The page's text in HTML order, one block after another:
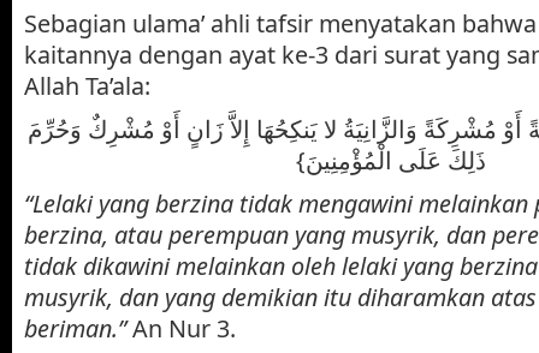
Sebagian ulama’ ahli tafsir menyatakan
kaitannya dengan ayat ke-3 dari surat yang
Allah Ta’ala:
أَوْ مُشْرِكَةً وَالزَّانِيَةُ لا يَنكِحُهَا إِلاَّ زَانٍ أَوْ مُشْرِكٌ وَحُرِّمَ
ذَلِكَ عَلَى الْمُؤْمِنِينَ}
“Lelaki yang berzina tidak mengawini melainkan
berzina, atau perempuan yang musyrik, dan
tidak dikawini melainkan oleh lelaki yang
musyrik, dan yang demikian itu diharamkan
beriman.”An Nur 3.